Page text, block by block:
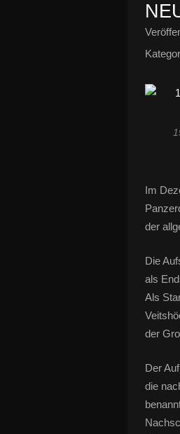
Im
der
Die
als
Als
der
Der
die